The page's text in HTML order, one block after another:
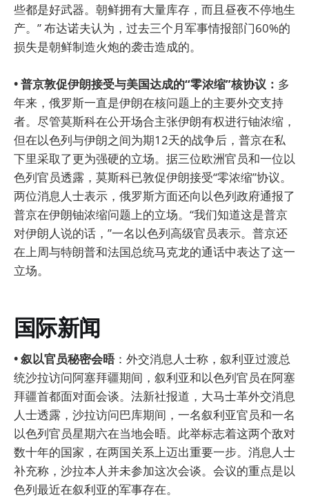
些都是好武器。朝鲜拥有大量库存，而且昼夜不停地生
产。” 布达诺夫认为，过去三个月军事情报部门60%的
损失是朝鲜制造火炮的袭击造成的。
• 普京敦促伊朗接受与美国达成的“零浓缩”核协议： 多
年来，俄罗斯一直是伊朗在核问题上的主要外交支持
者。尽管莫斯科在公开场合主张伊朗有权进行铀浓缩，
但在以色列与伊朗之间为期12天的战争后，普京在私
下里采取了更为强硬的立场。据三位欧洲官员和一位以
色列官员透露，莫斯科已敦促伊朗接受“零浓缩”协议。
两位消息人士表示，俄罗斯方面还向以色列政府通报了
普京在伊朗铀浓缩问题上的立场。“我们知道这是普京
对伊朗人说的话，”一名以色列高级官员表示。普京还
在上周与特朗普和法国总统马克龙的通话中表达了这一
立场。
国际新闻
• 叙以官员秘密会晤：外交消息人士称，叙利亚过渡总
统沙拉访问阿塞拜疆期间，叙利亚和以色列官员在阿塞
拜疆首都面对面会谈。法新社报道，大马士革外交消息
人士透露，沙拉访问巴库期间，一名叙利亚官员和一名
以色列官员星期六在当地会晤。此举标志着这两个敌对
数十年的国家，在两国关系上迈出重要一步。消息人士
补充称，沙拉本人并未参加这次会谈。会议的重点是以
色列最近在叙利亚的军事存在。